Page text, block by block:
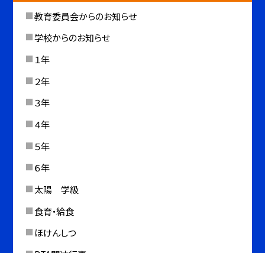
教育委員会からのお知らせ
学校からのお知らせ
１年
２年
３年
４年
５年
６年
太陽 学級
食育・給食
ほけんしつ